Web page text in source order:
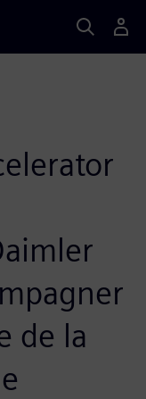
de la